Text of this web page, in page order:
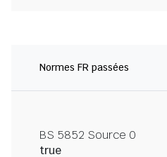
Normes FR passées
BS 5852 Source 0
true